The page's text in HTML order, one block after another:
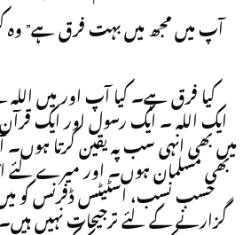
ايک اللہ ۔ ايک رسول اور ايک قرآن
ميں بھی انہی سب پہ يقين کرتا
بھی مسلمان ہوں۔ اور ميرے لئے
حسب نسب، اسٹيٹس ڈفرنس کو ميں
گزارنے کے لئے ترجيحات نہيں